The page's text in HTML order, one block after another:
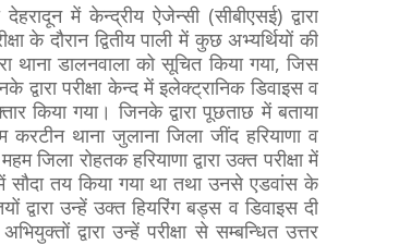
में केन्द्रीय ऐजेन्सी (सीबीएसई) द्वारा
के दौरान द्वितीय पाली में कुछ अभ्यर्थियों की
थाना डालनवाला को सूचित किया गया, जिस
परीक्षा केन्द में इलेक्ट्रानिक डिवाइस व
किया गया। जिनके द्वारा पूछताछ में बताया
थाना जुलाना जिला जींद हरियाणा व
जिला रोहतक हरियाणा द्वारा उक्त परीक्षा में
तय किया गया था तथा उनसे एडवांस के
उन्हें उक्त हियरिंग बड्स व डिवाइस दी
द्वारा उन्हें परीक्षा से सम्बन्धित उत्तर